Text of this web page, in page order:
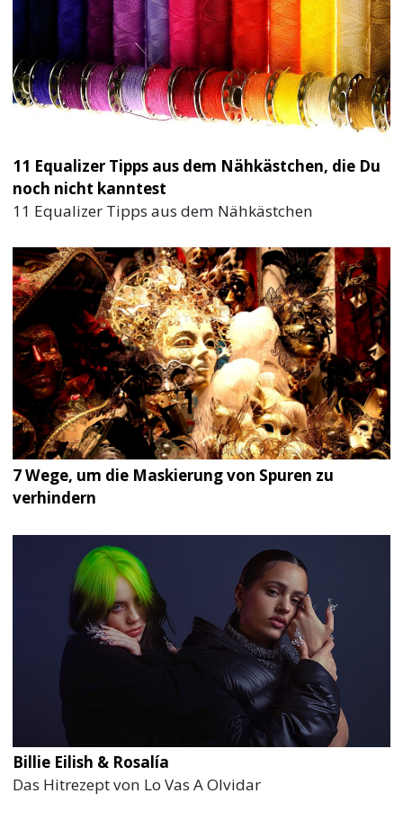
11 Equalizer Tipps aus dem Nähkästchen, die Du
noch nicht kanntest
11 Equalizer Tipps aus dem Nähkästchen
7 Wege, um die Maskierung von Spuren zu
verhindern
Billie Eilish & Rosalía
Das Hitrezept von Lo Vas A Olvidar